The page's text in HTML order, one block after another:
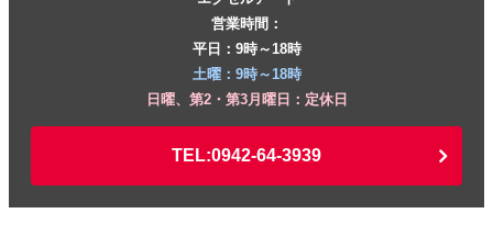
営業時間：
平日：9時～18時
土曜：9時～18時
日曜、第2・第3月曜日：定休日
TEL:0942-64-3939